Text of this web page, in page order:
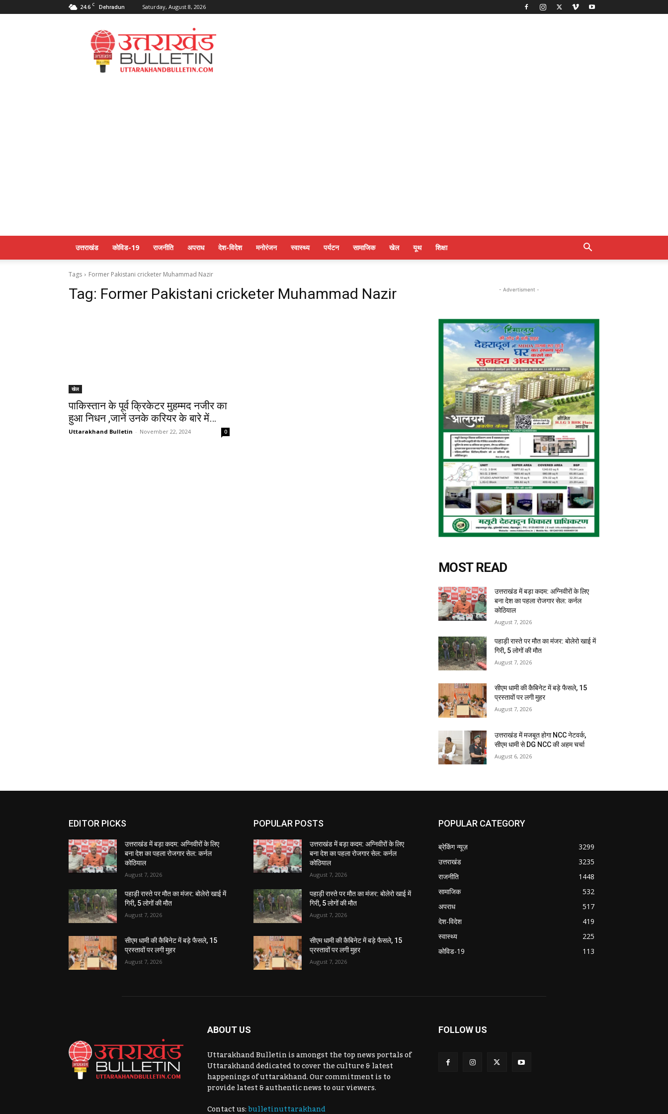
24.6 C Dehradun Saturday, August 8, 2026
Uttarakahnd
Bulletin
उत्तराखंड कोविड-19 राजनीति अपराध देश-विदेश मनोरंजन स्वास्थ्य पर्यटन सामाजिक खेल यूथ शिक्षा
Tags Former Pakistani cricketer Muhammad Nazir
Tag: Former Pakistani cricketer Muhammad Nazir
खेल
पाकिस्तान के पूर्व क्रिकेटर मुहम्मद नजीर का
हुआ निधन ,जानें उनके करियर के बारे में…
Uttarakhand Bulletin - November 22, 2024 0
- Advertisment -
MOST READ
उत्तराखंड में बड़ा कदम: अग्निवीरों के लिए
बना देश का पहला रोजगार सेल: कर्नल
कोठियाल
August 7, 2026
पहाड़ी रास्ते पर मौत का मंजर: बोलेरो खाई में
गिरी, 5 लोगों की मौत
August 7, 2026
सीएम धामी की कैबिनेट में बड़े फैसले, 15
प्रस्तावों पर लगी मुहर
August 7, 2026
उत्तराखंड में मजबूत होगा NCC नेटवर्क,
सीएम धामी से DG NCC की अहम चर्चा
August 6, 2026
EDITOR PICKS
उत्तराखंड में बड़ा कदम: अग्निवीरों के लिए
बना देश का पहला रोजगार सेल: कर्नल
कोठियाल
August 7, 2026
पहाड़ी रास्ते पर मौत का मंजर: बोलेरो खाई में
गिरी, 5 लोगों की मौत
August 7, 2026
सीएम धामी की कैबिनेट में बड़े फैसले, 15
प्रस्तावों पर लगी मुहर
August 7, 2026
POPULAR POSTS
उत्तराखंड में बड़ा कदम: अग्निवीरों के लिए
बना देश का पहला रोजगार सेल: कर्नल
कोठियाल
August 7, 2026
पहाड़ी रास्ते पर मौत का मंजर: बोलेरो खाई में
गिरी, 5 लोगों की मौत
August 7, 2026
सीएम धामी की कैबिनेट में बड़े फैसले, 15
प्रस्तावों पर लगी मुहर
August 7, 2026
POPULAR CATEGORY
ब्रेकिंग न्यूज़
3299
उत्तराखंड
3235
राजनीति
1448
सामाजिक
532
अपराध
517
देश-विदेश
419
स्वास्थ्य
225
कोविड-19
113
ABOUT US
Uttarakhand Bulletin is amongst the top news portals of
Uttarakhand dedicated to cover the culture & latest
happenings of uttarakhand. Our commitment is to
provide latest & authentic news to our viewers.
Contact us:bulletinuttarakhand
FOLLOW US